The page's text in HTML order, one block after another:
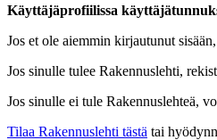
Käyttäjäprofiilissa
Jos et ole aiemmin kirjautunut
Jos sinulle tulee Rakennuslehti,
Jos sinulle ei tule Rakennuslehteä,
Tilaa Rakennuslehti tästä tai